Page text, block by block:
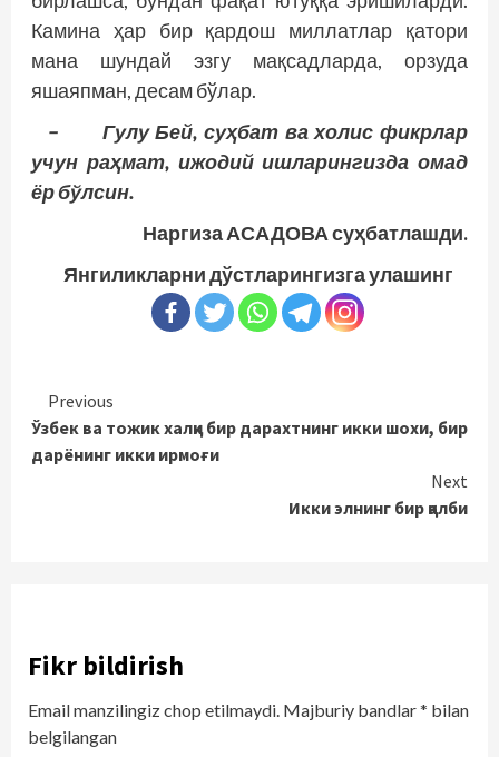
Камина ҳар бир қардош миллатлар қатори
мана шундай эзгу мақсадларда, орзуда
яшаяпман, десам бўлар.
– Гулу Бей, суҳбат ва холис фикр­лар
учун раҳмат, ижодий ишларингизда омад
ёр бўлсин.
Наргиза АСАДОВА суҳбатлашди.
Янгиликларни дўстларингизга улашинг
Continue
Reading
Previous
Ўзбек ва тожик халқи бир дарахтнинг икки шохи, бир
дарёнинг икки ирмоғи
Next
Икки элнинг бир қалби
Fikr bildirish
Email manzilingiz chop etilmaydi. Majburiy bandlar* bilan
belgilangan